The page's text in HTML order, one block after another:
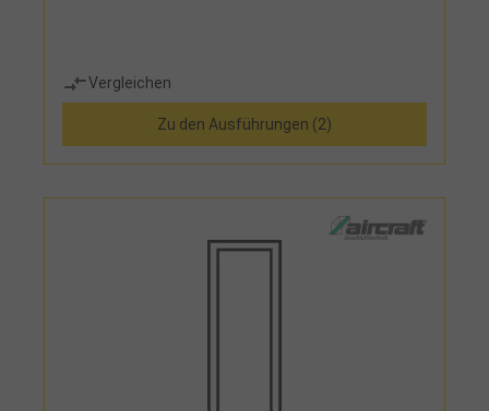
Vergleichen
Zu den Ausführungen (2)